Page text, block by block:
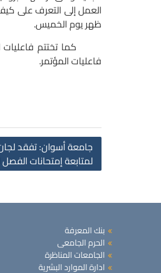
العمل إلى التعرف على
ظهر يوم الخميس.
كما تختتم فاعليات
فاعليات المؤتمر.
جامعة أسوان: تفقد
لمتابعة إمتحانات
بنك المعرفة
الحرم الجامعى
الجامعات المناظرة
ادارة الموارد البشرية